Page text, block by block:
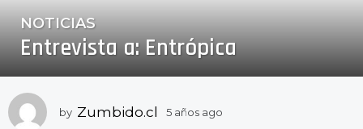
5
a
o
s
a
NOTICIAS
Entrevista a: Entrópica
by Zumbido.cl 5 años ago